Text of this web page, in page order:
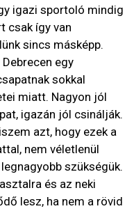
igazi sportoló mindig
csak így van
sincs másképp.
egy
sokkal
miatt. Nagyon jól
igazán jól csinálják.
azt, hogy ezek a
nem véletlenül
szükségük.
és az neki
lesz, ha nem a rövid